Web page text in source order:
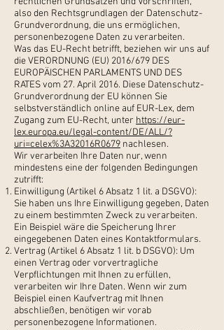
also den Rechtsgrundlagen der Datenschutz-
Grundverordnung, die uns ermöglichen,
personenbezogene Daten zu verarbeiten.
Was das EU-Recht betrifft, beziehen wir uns auf
die VERORDNUNG (EU) 2016/679 DES
EUROPÄISCHEN PARLAMENTS UND DES
RATES vom 27. April 2016. Diese Datenschutz-
Grundverordnung der EU können Sie
selbstverständlich online auf EUR-Lex, dem
Zugang zum EU-Recht, unter https://eur-
lex.europa.eu/legal-content/DE/ALL/?
uri=celex%3A32016R0679 nachlesen.
Wir verarbeiten Ihre Daten nur, wenn
mindestens eine der folgenden Bedingungen
zutrifft:
Einwilligung (Artikel 6 Absatz 1 lit. a DSGVO):
Sie haben uns Ihre Einwilligung gegeben, Daten
zu einem bestimmten Zweck zu verarbeiten.
Ein Beispiel wäre die Speicherung Ihrer
eingegebenen Daten eines Kontaktformulars.
Vertrag (Artikel 6 Absatz 1 lit. b DSGVO): Um
einen Vertrag oder vorvertragliche
Verpflichtungen mit Ihnen zu erfüllen,
verarbeiten wir Ihre Daten. Wenn wir zum
Beispiel einen Kaufvertrag mit Ihnen
abschließen, benötigen wir vorab
personenbezogene Informationen.